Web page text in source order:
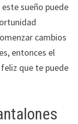
sueño puede
cambios
entonces el
que te puede